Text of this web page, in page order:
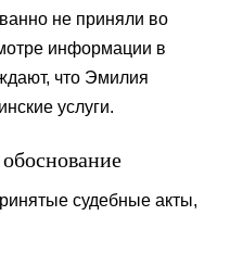
не приняли во
информации в
что Эмилия
услуги.
судебные акты,